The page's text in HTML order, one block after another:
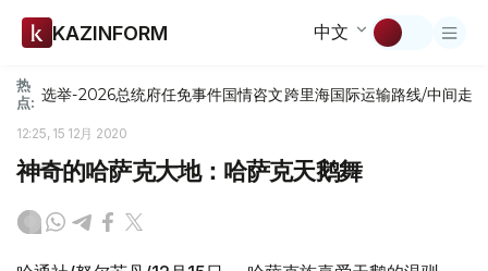
KAZINFORM 中文
热
点: 选举-2026总统府任免事件国情咨文跨里海国际运输路线/中间走廊
12:25, 15 12月 2020
神奇的哈萨克大地：哈萨克天鹅舞